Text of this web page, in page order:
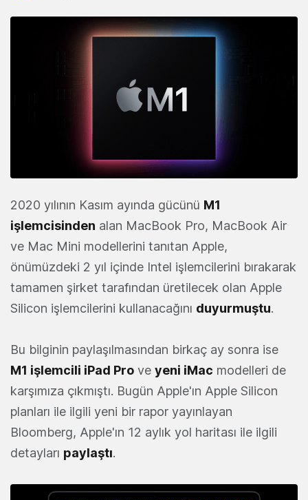
2020 yılının Kasım ayında gücünü M1
işlemcisinden alan MacBook Pro, MacBook Air
ve Mac Mini modellerini tanıtan Apple,
önümüzdeki 2 yıl içinde Intel işlemcilerini bırakarak
tamamen şirket tarafından üretilecek olan Apple
Silicon işlemcilerini kullanacağını duyurmuştu.
Bu bilginin paylaşılmasından birkaç ay sonra ise
M1 işlemcili iPad Pro ve yeni iMac modelleri de
karşımıza çıkmıştı. Bugün Apple'ın Apple Silicon
planları ile ilgili yeni bir rapor yayınlayan
Bloomberg, Apple'ın 12 aylık yol haritası ile ilgili
detayları paylaştı.